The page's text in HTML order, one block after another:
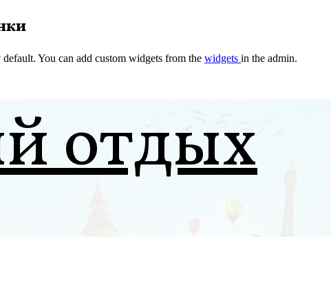
You can add custom widgets from the widgets in the admin.
отдых